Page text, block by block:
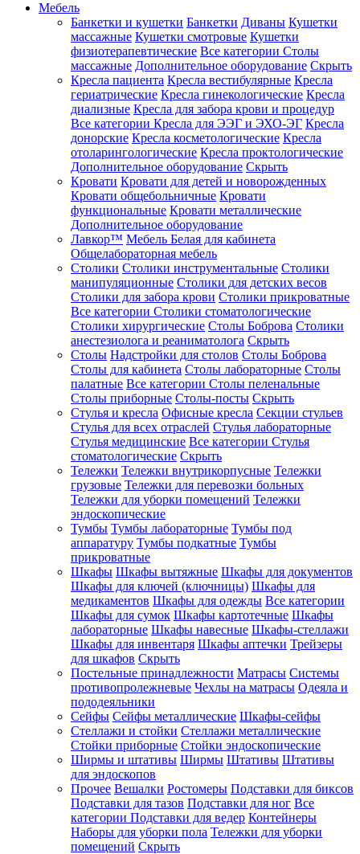
Мебель
Банкетки и кушетки Банкетки Диваны Кушетки
массажные Кушетки смотровые Кушетки
физиотерапевтические Все категории Столы
массажные Дополнительное оборудование Скрыть
Кресла пациента Кресла вестибулярные Кресла
гериатрические Кресла гинекологические Кресла
диализные Кресла для забора крови и процедур
Все категории Кресла для ЭЭГ и ЭХО-ЭГ Кресла
донорские Кресла косметологические Кресла
отоларингологические Кресла проктологические
Дополнительное оборудование Скрыть
Кровати Кровати для детей и новорожденных
Кровати общебольничные Кровати
функциональные Кровати металлические
Дополнительное оборудование
Лавкор™ Мебель Белая для кабинета
Общелабораторная мебель
Столики Столики инструментальные Столики
манипуляционные Столики для детских весов
Столики для забора крови Столики прикроватные
Все категории Столики стоматологические
Столики хирургические Столы Боброва Столики
анестезиолога и реаниматолога Скрыть
Столы Надстройки для столов Столы Боброва
Столы для кабинета Столы лабораторные Столы
палатные Все категории Столы пеленальные
Столы приборные Столы-посты Скрыть
Стулья и кресла Офисные кресла Секции стульев
Стулья для всех отраслей Стулья лабораторные
Стулья медицинские Все категории Стулья
стоматологические Скрыть
Тележки Тележки внутрикорпусные Тележки
грузовые Тележки для перевозки больных
Тележки для уборки помещений Тележки
эндоскопические
Тумбы Тумбы лабораторные Тумбы под
аппаратуру Тумбы подкатные Тумбы
прикроватные
Шкафы Шкафы вытяжные Шкафы для документов
Шкафы для ключей (ключницы) Шкафы для
медикаментов Шкафы для одежды Все категории
Шкафы для сумок Шкафы картотечные Шкафы
лабораторные Шкафы навесные Шкафы-стеллажи
Шкафы для инвентаря Шкафы аптечки Трейзеры
для шкафов Скрыть
Постельные принадлежности Матрасы Системы
противопролежневые Чехлы на матрасы Одеяла и
пододеяльники
Сейфы Сейфы металлические Шкафы-сейфы
Стеллажи и стойки Стеллажи металлические
Стойки приборные Стойки эндоскопические
Ширмы и штативы Ширмы Штативы Штативы
для эндоскопов
Прочее Вешалки Ростомеры Подставки для биксов
Подставки для тазов Подставки для ног Все
категории Подставки для ведер Контейнеры
Наборы для уборки пола Тележки для уборки
помещений Скрыть